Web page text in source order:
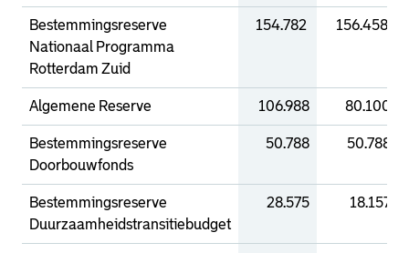
Bestemmingsreserve
Nationaal Programma
Rotterdam Zuid
154.782 156.458
Algemene Reserve 106.988 80.100
Bestemmingsreserve
Doorbouwfonds
50.788 50.788
Bestemmingsreserve
Duurzaamheidstransitiebudget
28.575 18.157